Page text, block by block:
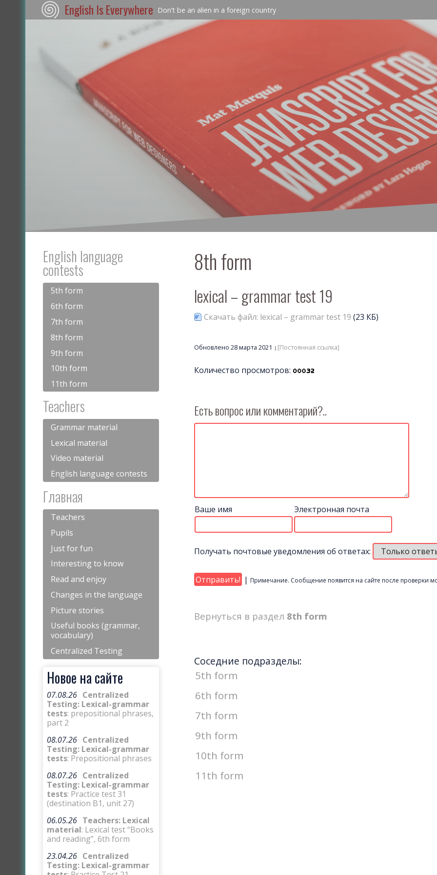
English Is Everywhere Don’t be an alien in a foreign country
English language
contests
5th form
6th form
7th form
8th form
9th form
10th form
11th form
Teachers
Grammar material
Lexical material
Video material
English language contests
Главная
Teachers
Pupils
Just for fun
Interesting to know
Read and enjoy
Changes in the language
Picture stories
Useful books (grammar,
vocabulary)
Centralized Testing
Новое на сайте
07.08.26 Centralized
Testing: Lexical-grammar
tests: prepositional phrases,
part 2
08.07.26 Centralized
Testing: Lexical-grammar
tests: Prepositional phrases
08.07.26 Centralized
Testing: Lexical-grammar
tests: Practice test 31
(destination B1, unit 27)
06.05.26 Teachers: Lexical
material: Lexical test “Books
and reading”, 6th form
23.04.26 Centralized
Testing: Lexical-grammar
8th form
lexical – grammar test 19
Скачать файл: lexical – grammar test 19 (23 КБ)
Обновлено 28 марта 2021 [Постоянная ссылка]
Количество просмотров:
Есть вопрос или комментарий?..
Ваше имя Электронная почта
Получать почтовые уведомления об ответах:
| Примечание. Сообщение появится на сайте после проверки
Вернуться в раздел 8th form
Соседние подразделы:
5th form
6th form
7th form
9th form
10th form
11th form